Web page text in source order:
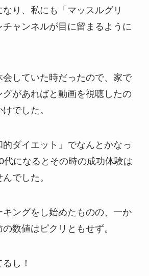
り、私にも「マッスルグリ
ャンネルが目に留まるように
会していた時だったので、家で
グがあればと動画を視聴したの
でした。
ダイエット」でなんとかなっ
代になるとその時の成功体験は
でした。
ングをし始めたものの、一か
数値はピクリともせず。
し！